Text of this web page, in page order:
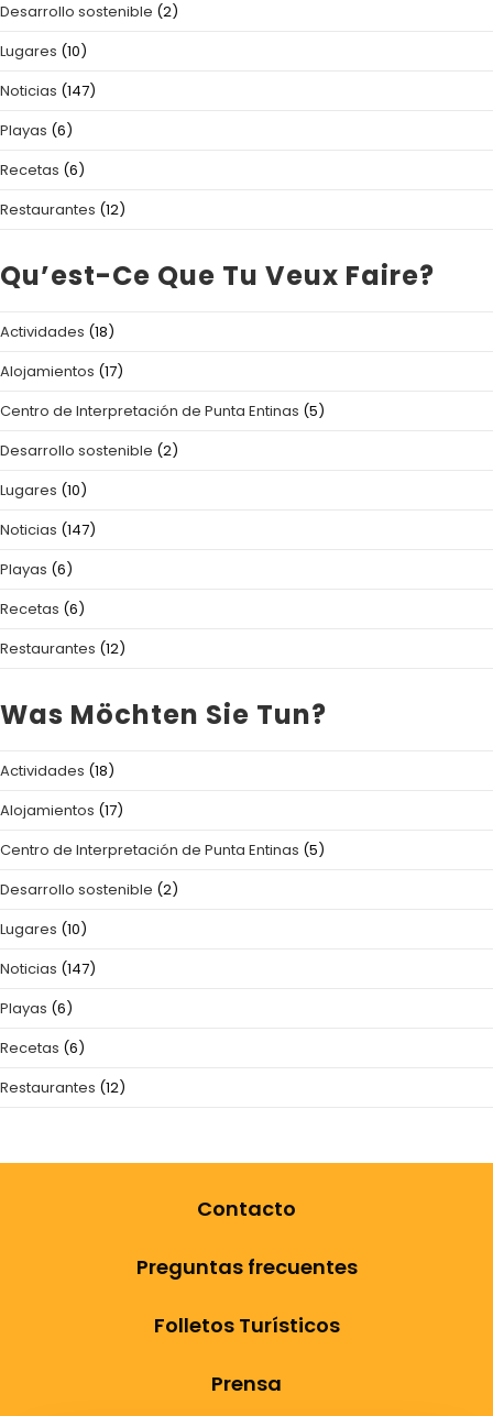
Desarrollo sostenible (2)
Lugares (10)
Noticias (147)
Playas (6)
Recetas (6)
Restaurantes (12)
Qu’est-Ce Que Tu Veux Faire?
Actividades (18)
Alojamientos (17)
Centro de Interpretación de Punta Entinas (5)
Desarrollo sostenible (2)
Lugares (10)
Noticias (147)
Playas (6)
Recetas (6)
Restaurantes (12)
Was Möchten Sie Tun?
Actividades (18)
Alojamientos (17)
Centro de Interpretación de Punta Entinas (5)
Desarrollo sostenible (2)
Lugares (10)
Noticias (147)
Playas (6)
Recetas (6)
Restaurantes (12)
Contacto
Preguntas frecuentes
Folletos Turísticos
Prensa